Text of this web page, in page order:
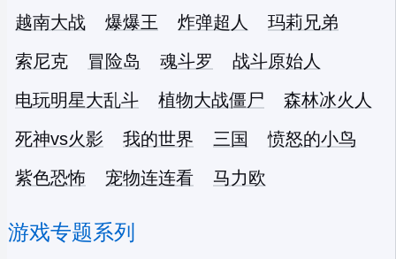
越南大战
爆爆王 炸弹超人
玛莉兄弟
索尼克
冒险岛 魂斗罗
战斗原始人
电玩明星大乱斗
植物大战僵尸
森林冰火人
死神vs火影
我的世界 三国
愤怒的小鸟
紫色恐怖
宠物连连看 马力欧
游戏专题系列